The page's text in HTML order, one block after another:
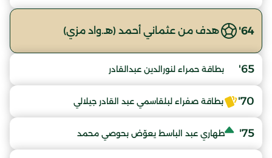
64' هدف من عثماني أحمد (هـ.واد مزي)
65' بطاقة حمراء لنورالدين عبدالقادر
70' بطاقة صفراء لبلقاسمي عبد القادر جيلالي
75' طهاري عبد الباسط يعوّض بحوصي محمد